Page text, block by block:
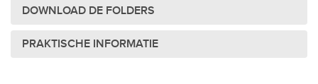
DOWNLOAD DE FOLDERS
PRAKTISCHE INFORMATIE